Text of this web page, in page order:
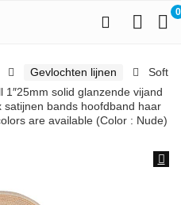
0
Gevlochten lijnen
Soft
solid glanzende vijand
bands hoofdband haar
are available (Color : Nude)